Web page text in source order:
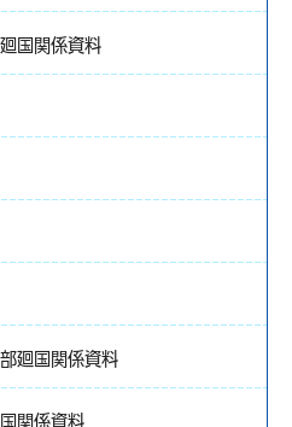
国関係資料
廻国関係資料
関係資料